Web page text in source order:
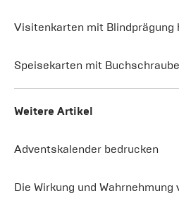
Visitenkarten mit Blindprägung
Speisekarten mit
Weitere Artikel
Adventskalender bedrucken
Die Wirkung und